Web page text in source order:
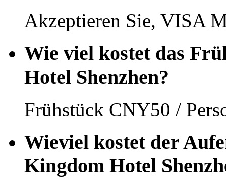
Akzeptieren Sie, VISA
Wie viel kostet das
Hotel Shenzhen?
Frühstück CNY50 /
Wieviel kostet der
Kingdom Hotel